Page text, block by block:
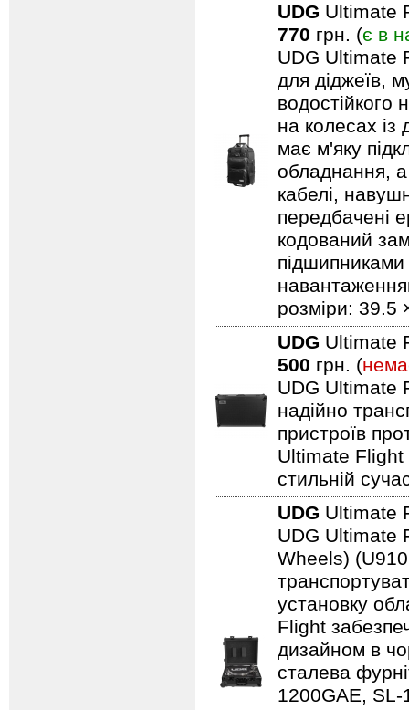
UDG Ultimate
770 грн. (є в
UDG Ultimate
для діджеїв,
водостійкого
на колесах із
має м'яку
обладнання, а
кабелі,
передбачені
кодований
розміри: 39.5
UDG Ultimate
500 грн. (
UDG Ultimate
надійно
пристроїв
Ultimate Flight
стильній
UDG Ultimate
UDG Ultimate
Wheels)
установку
Flight
дизайном в
сталева
1200GAE,